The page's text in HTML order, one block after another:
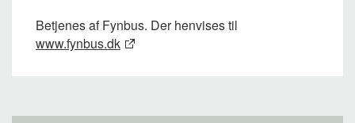
Betjenes af Fynbus. Der henvises til
www.fynbus.dk